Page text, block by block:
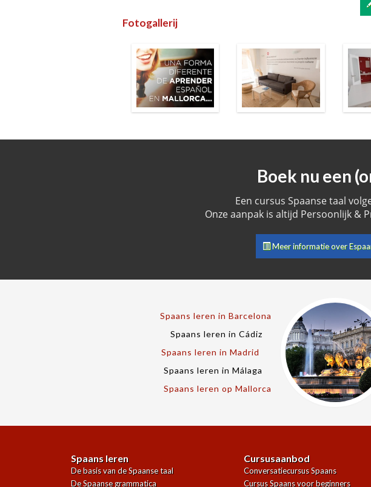
Fotogallerij
Boek nu een
Een cursus Spaanse taal
Onze aanpak is altijd Persoonlijk &
Meer informatie over
Spaans leren in Barcelona
Spaans leren in Cádiz
Spaans leren in Madrid
Spaans leren in Málaga
Spaans leren op Mallorca
Spaans leren
De basis van de Spaanse taal
De Spaanse grammatica
Cursusaanbod
Conversatiecursus Spaans
Cursus Spaans voor beginners